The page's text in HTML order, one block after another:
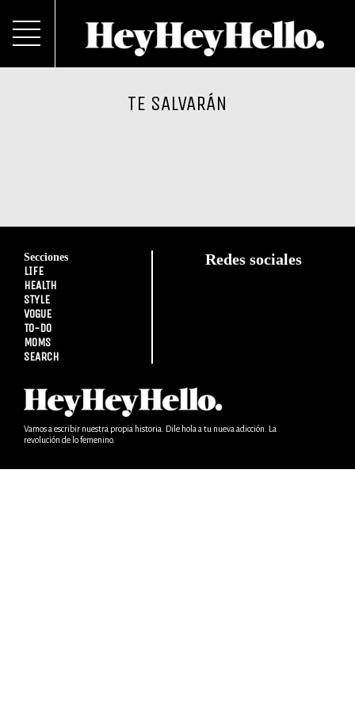
TE SALVARÁN
Secciones
LIFE
HEALTH
STYLE
VOGUE
TO-DO
MOMS
SEARCH
Redes sociales
Vamos a escribir nuestra propia historia. Dile hola a tu nueva adicción. La
revolución de lo femenino.